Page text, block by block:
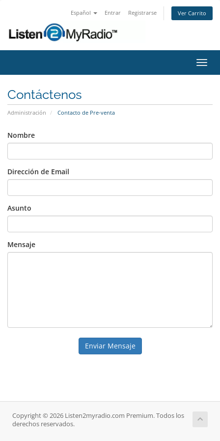
Español Entrar Registrarse Ver Carrito
Contáctenos
Administración Contacto de Pre-venta
Nombre
Dirección de Email
Asunto
Mensaje
Enviar Mensaje
Copyright © 2026 Listen2myradio.com Premium. Todos los
derechos reservados.